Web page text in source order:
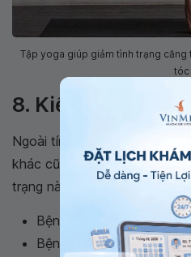
Tập yoga giúp giảm tình trạng
tóc
8. Kiểm tra sức
Ngoài tính chất di truyền,
khác cũng có thể dẫn tới
trạng này, bao gồm:
Bệnh
Bệnh tiểu đường